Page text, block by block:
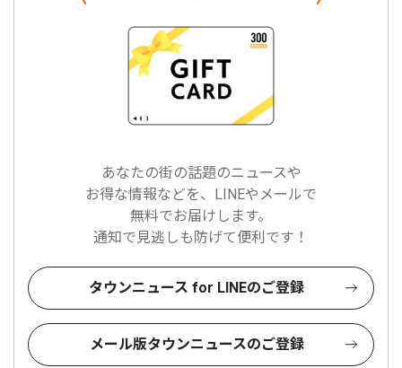
あなたの街の話題のニュースや
お得な情報などを、LINEやメールで
無料でお届けします。
通知で見逃しも防げて便利です！
タウンニュース for LINEのご登録
メール版タウンニュースのご登録